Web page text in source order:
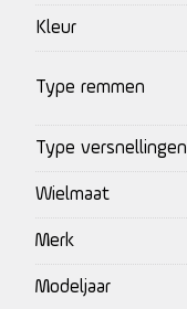
Kleur
Type remmen
Type versnellingen
Wielmaat
Merk
Modeljaar